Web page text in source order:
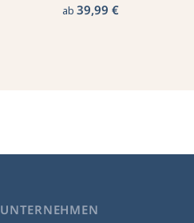
ab39,99 €
UNTERNEHMEN